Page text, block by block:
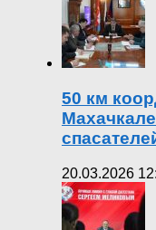
50 км
20.03.2026